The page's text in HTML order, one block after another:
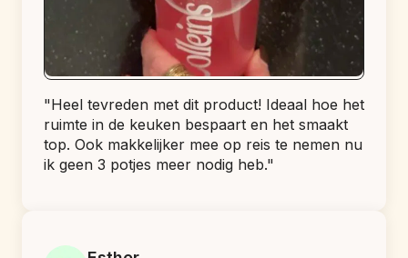
"Heel tevreden met dit product! Ideaal hoe het
ruimte in de keuken bespaart en het smaakt
top. Ook makkelijker mee op reis te nemen nu
ik geen 3 potjes meer nodig heb."